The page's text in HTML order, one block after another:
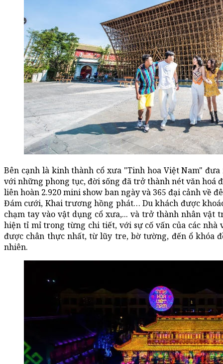
Bên cạnh là kinh thành cổ xưa "Tinh hoa Việt Nam"
với những phong tục, đời sống đã trở thành nét văn hoá
liên hoàn 2.920 mini show ban ngày và 365 đại cảnh về
Đám cưới, Khai trương hồng phát… Du khách được
chạm tay vào vật dụng cổ xưa,... và trở thành nhân
hiện tỉ mỉ trong từng chi tiết, với sự cố vấn của các nhà
được chân thực nhất, từ lũy tre, bờ tường, đến ổ khóa
nhiên.